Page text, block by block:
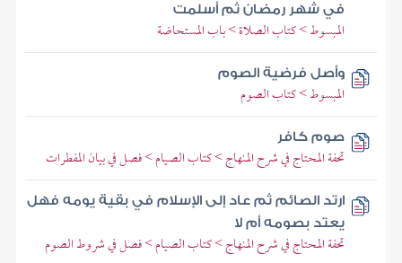
في شهر رمضان ثم أسلمت
المبسوط > كتاب الصلاة > باب المستحاضة
وأصل فرضية الصوم
المبسوط > كتاب الصوم
صوم كافر
تحفة المحتاج في شرح المنهاج > كتاب الصيام > فصل في بيان المفطرات
ارتد الصائم ثم عاد إلى الإسلام في بقية يومه فهل
يعتد بصومه أم لا
تحفة المحتاج في شرح المنهاج > كتاب الصيام > فصل في شروط الصوم